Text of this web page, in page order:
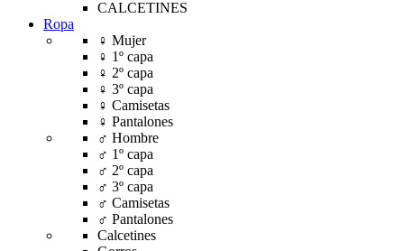
CALCETINES
Ropa
♀ Mujer
♀ 1º capa
♀ 2º capa
♀ 3º capa
♀ Camisetas
♀ Pantalones
♂ Hombre
♂ 1º capa
♂ 2º capa
♂ 3º capa
♂ Camisetas
♂ Pantalones
Calcetines